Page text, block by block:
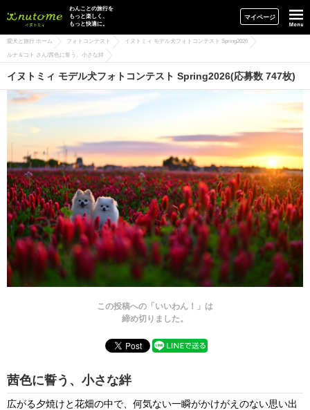
イヌトミィ
わんことの旅行を
もっと楽しく、
もっと快適に。
マイページ
愛犬と旅行 ホーム フォトコンテスト イヌトミィ モデル犬フォトコンテスト Spring2026
ルナ＆コト さん/茜色に誓う、小さな絆
イヌトミィ モデル犬フォトコンテスト Spring2026(応募数 747枚)
この投稿への「いいわん！」は
締め切りました。
茜色に誓う、小さな絆
広がる夕焼けと花畑の中で、何気ない一瞬がかけがえのない思い出